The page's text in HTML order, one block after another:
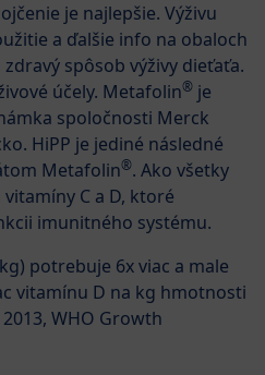
je najlepšie. Výživu
a ďalšie info na obaloch
spôsob výživy dieťaťa.
účely. Metafolin® je
spoločnosti Merck
HiPP je jediné následné
Metafolin®. Ako všetky
C a D, ktoré
imunitného systému.
potrebuje 6x viac a male
vitamínu D na kg hmotnosti
2013, WHO Growth